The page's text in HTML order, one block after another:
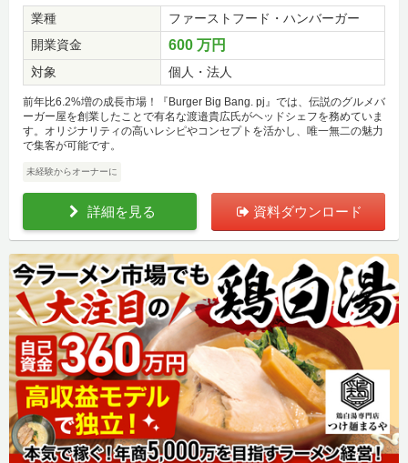
業種
ファーストフード・ハンバーガー
開業資金
600 万円
対象 個人・法人
前年比6.2%増の成長市場！『Burger Big Bang. pj』では、伝説のグルメバ
ーガー屋を創業したことで有名な渡邉貴広氏がヘッドシェフを務めていま
す。オリジナリティの高いレシピやコンセプトを活かし、唯一無二の魅力
で集客が可能です。
未経験からオーナーに
詳細を見る 資料ダウンロード